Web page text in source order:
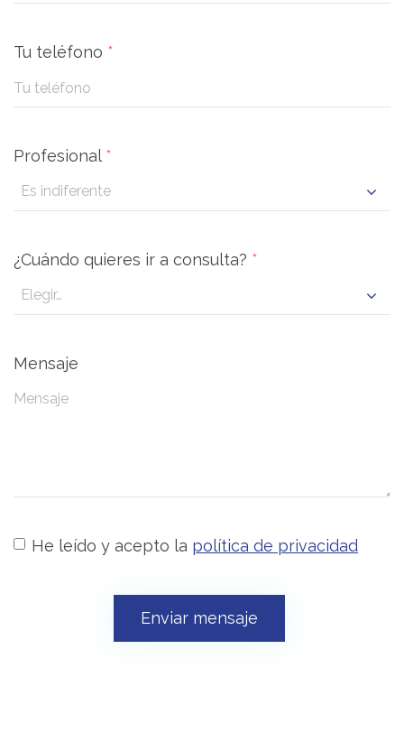
Tu teléfono *
Profesional *
¿Cuándo quieres ir a consulta? *
Mensaje
He leído y acepto la política de privacidad
Enviar mensaje